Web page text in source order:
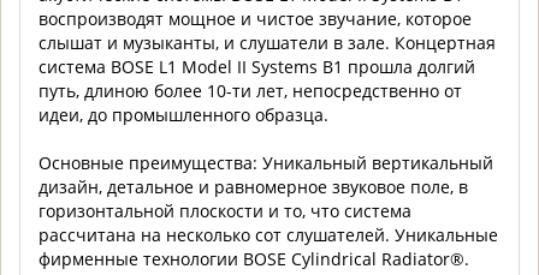
воспроизводят мощное и чистое звучание, которое
слышат и музыканты, и слушатели в зале. Концертная
система BOSE L1 Model II Systems B1 прошла долгий
путь, длиною более 10-ти лет, непосредственно от
идеи, до промышленного образца.
Основные преимущества: Уникальный вертикальный
дизайн, детальное и равномерное звуковое поле, в
горизонтальной плоскости и то, что система
рассчитана на несколько сот слушателей. Уникальные
фирменные технологии BOSE Cylindrical Radiator®.